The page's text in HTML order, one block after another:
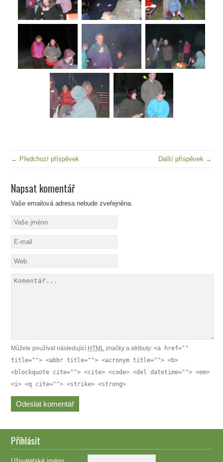
← Předchozí příspěvek Další příspěvek →
Napsat komentář
Vaše emailová adresa nebude zveřejněna.
Můžete používat následující HTML značky a atributy:<a href=""
title=""> <abbr title=""> <acronym title=""> <b>
<blockquote cite=""> <cite> <code> <del datetime=""> <em>
<i> <q cite=""> <strike> <strong>
Přihlásit